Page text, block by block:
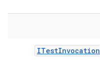
ITestInvocation